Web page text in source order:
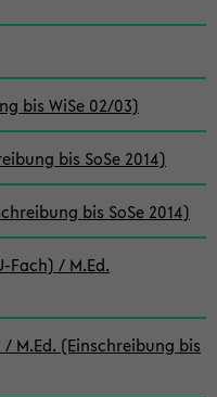
bis WiSe 02/03)
bis SoSe 2014)
bis SoSe 2014)
Fach) / M.Ed.
M.Ed. (Einschreibung bis